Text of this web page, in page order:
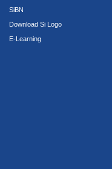
SiBN
Download Si Logo
E-Learning